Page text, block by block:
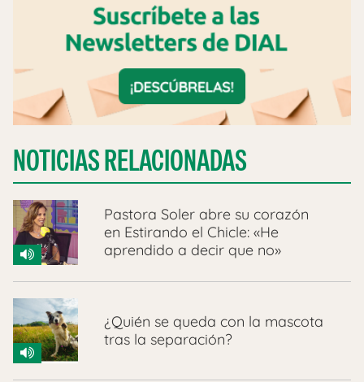
NOTICIAS RELACIONADAS
Pastora Soler abre su corazón
en Estirando el Chicle: «He
aprendido a decir que no»
¿Quién se queda con la mascota
tras la separación?